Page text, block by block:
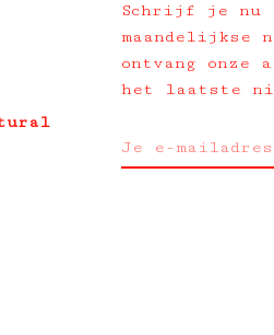
Schrijf je nu
maandelijkse
ontvang onze
het laatste